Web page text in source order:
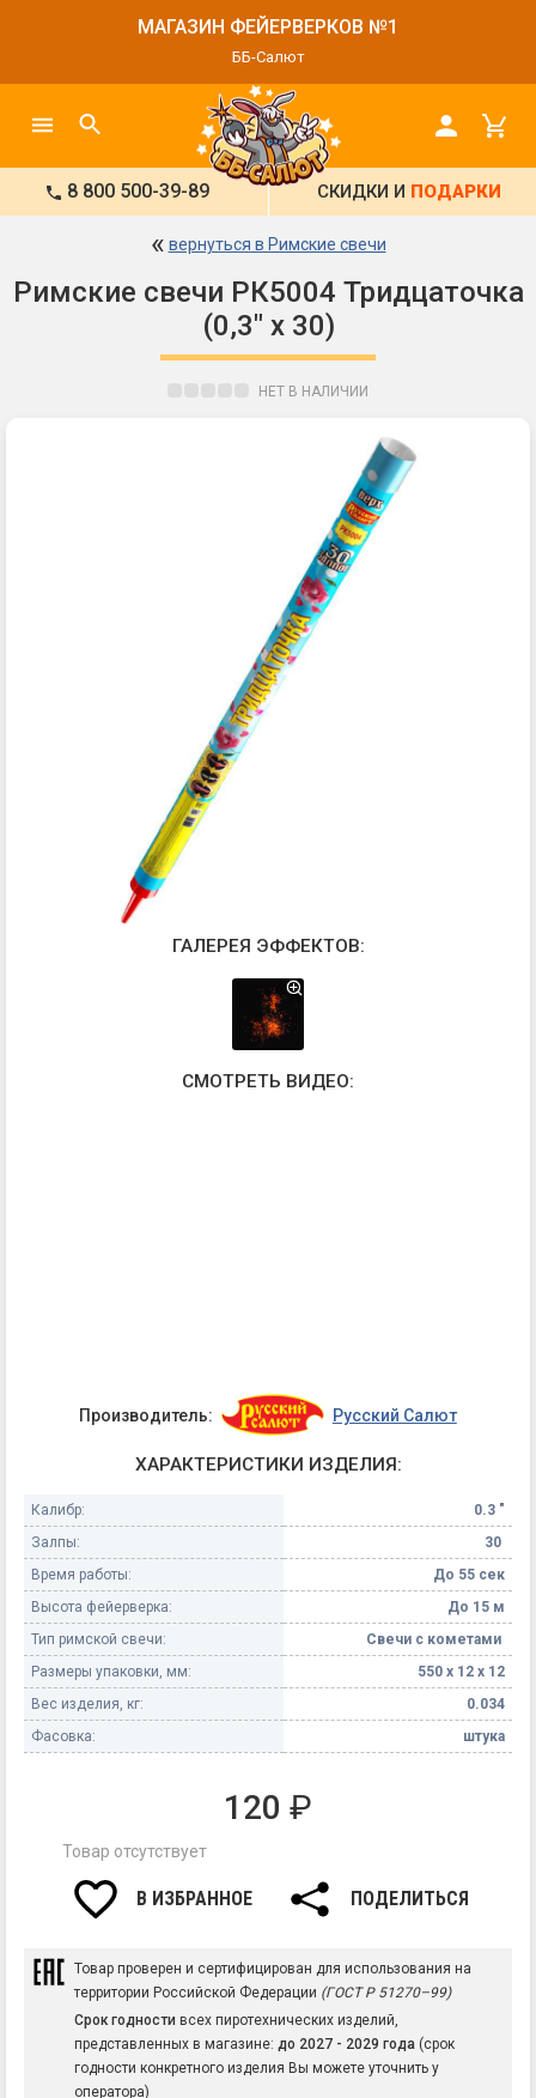
МАГАЗИН ФЕЙЕРВЕРКОВ №1
ББ-Салют
8 800 500-39-89 СКИДКИ И ПОДАРКИ
« вернуться в Римские свечи
Римские свечи РК5004 Тридцаточка
(0,3" х 30)
НЕТ В НАЛИЧИИ
ГАЛЕРЕЯ ЭФФЕКТОВ:
СМОТРЕТЬ ВИДЕО:
Производитель: Русский Салют
ХАРАКТЕРИСТИКИ ИЗДЕЛИЯ:
Калибр:
0.3 "
Залпы:
30
Время работы:
До 55 сек
Высота фейерверка:
До 15 м
Тип римской свечи:
Свечи с кометами
Размеры упаковки, мм:
550 х 12 х 12
Вес изделия, кг:
0.034
Фасовка:
штука
120 ₽
Товар отсутствует
В ИЗБРАННОЕ ПОДЕЛИТЬСЯ
Товар проверен и сертифицирован для использования на
территории Российской Федерации (ГОСТ Р 51270–99)
Срок годности всех пиротехнических изделий,
представленных в магазине: до 2027 - 2029 года (срок
годности конкретного изделия Вы можете уточнить у
оператора)